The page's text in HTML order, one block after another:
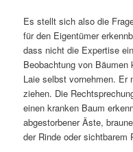
Es stellt sich also die
für den Eigentümer
dass nicht die Expertise
Beobachtung von
Laie selbst vornehmen. Er
ziehen. Die
einen kranken Baum
abgestorbener Äste,
der Rinde oder